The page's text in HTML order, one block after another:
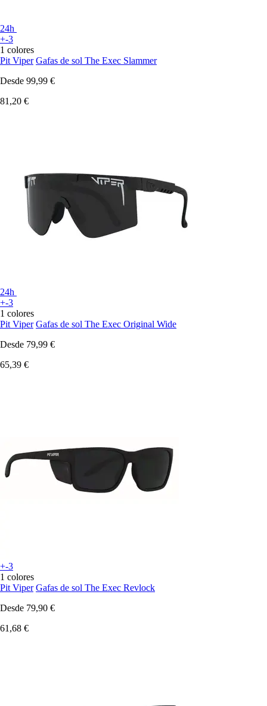
24h
+-3
1 colores
Pit Viper Gafas de sol The Exec Slammer
Desde 99,99 €
81,20 €
24h
+-3
1 colores
Pit Viper Gafas de sol The Exec Original Wide
Desde 79,99 €
65,39 €
+-3
1 colores
Pit Viper Gafas de sol The Exec Revlock
Desde 79,90 €
61,68 €